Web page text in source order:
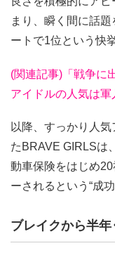
まり、瞬く間に話
ートで1位という快
(関連記事)「戦争に
アイドルの人気は軍
以降、すっかり人
たBRAVE GIRLSは
動車保険をはじめ
ーされるという“成
ブレイクから半